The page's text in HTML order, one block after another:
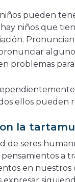
pueden
niños que
problemas
ellos pueden
la
de seres
a
en nuestros